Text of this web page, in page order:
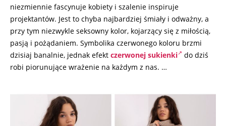
niezmiennie fascynuje kobiety i szalenie inspiruje
projektantów. Jest to chyba najbardziej śmiały i odważny, a
przy tym niezwykle seksowny kolor, kojarzący się z miłością,
pasją i pożądaniem. Symbolika czerwonego koloru brzmi
dzisiaj banalnie, jednak efekt czerwonej sukienki
do dziś
robi piorunujące wrażenie na każdym z nas. …